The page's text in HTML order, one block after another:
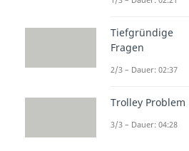
Tiefgründige
Fragen
2/3 – Dauer: 02:37
Trolley Problem
3/3 – Dauer: 04:28